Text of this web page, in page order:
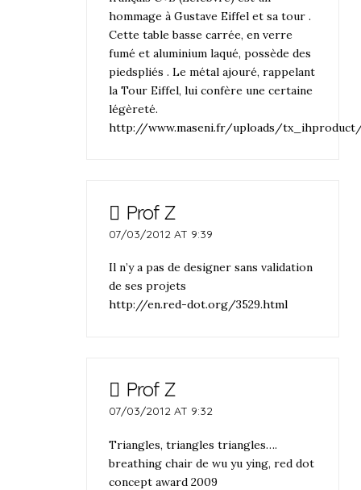
hommage à Gustave Eiffel et sa tour .
Cette table basse carrée, en verre
fumé et aluminium laqué, possède des
piedspliés . Le métal ajouré, rappelant
la Tour Eiffel, lui confère une certaine
légèreté.
http://www.maseni.fr/uploads/
Prof Z
07/03/2012 AT 9:39
Il n’y a pas de designer sans validation
de ses projets
http://en.red-dot.org/3529.html
Prof Z
07/03/2012 AT 9:32
Triangles, triangles triangles….
breathing chair de wu yu ying, red dot
concept award 2009